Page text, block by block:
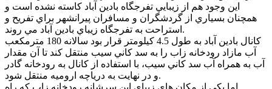
اين وجود هم از زيبايي تفرجگاه بادين آباد کاسته نشده است و
همچنان بسياري از گردشگران و مسافران پيرانشهر براي تفريح و
استراحت به تفرجگاه زيباي بادين آباد مي روند.
کانال بادين آباد به طول 4.5 کيلومتر قرار بود سالانه 180 مترمکعب
آب مازاد رودخانه زاب را به سد کاني سيب منتقل کند تا آن مقدار
آب به همراه آب سد کاني سيب، با استفاده از کانال به رودخانه گادر
و در نهايت به درياچه اروميه منتقل شود.
اما يکي از مکان هاي زيباي اين سرشانه رودخانه زاب که راه